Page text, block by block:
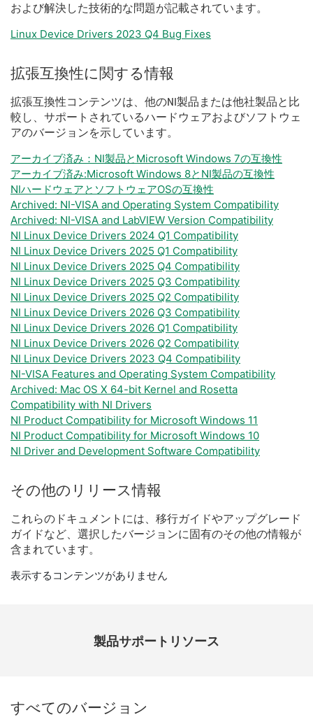
および解決した技術的な問題が記載されてい ます。
Linux Device Drivers 2023 Q4 Bug Fixes
拡張互換性に関する情報
拡張互換性コンテンツは、 他のNI製品 または他社製品と 比
較 し、 サポート されているハードウェアおよびソフトウェ
アのバージョンを示してい ます。
アーカイブ済み：NI製品とMicrosoft Windows 7の互換性
アーカイブ済み:Microsoft Windows 8とNI製品の互換性
NIハードウェアとソフトウェアOSの互換性
Archived: NI-VISA and Operating System Compatibility
Archived: NI-VISA and LabVIEW Version Compatibility
NI Linux Device Drivers 2024 Q1 Compatibility
NI Linux Device Drivers 2025 Q1 Compatibility
NI Linux Device Drivers 2025 Q4 Compatibility
NI Linux Device Drivers 2025 Q3 Compatibility
NI Linux Device Drivers 2025 Q2 Compatibility
NI Linux Device Drivers 2026 Q3 Compatibility
NI Linux Device Drivers 2026 Q1 Compatibility
NI Linux Device Drivers 2026 Q2 Compatibility
NI Linux Device Drivers 2023 Q4 Compatibility
NI-VISA Features and Operating System Compatibility
Archived: Mac OS X 64-bit Kernel and Rosetta
Compatibility with NI Drivers
NI Product Compatibility for Microsoft Windows 11
NI Product Compatibility for Microsoft Windows 10
NI Driver and Development Software Compatibility
その他の リリース情報
これらの ドキュメント には、 移行ガイドやアップグレード
ガイドなど、 選択 したバージョンに固有のその他の情報が
含 まれてい ます。
表示するコンテンツがありません
製品​サポート​リソース
すべてのバージョン